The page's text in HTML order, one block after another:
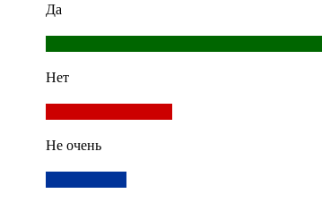
Да
Нет
Не очень